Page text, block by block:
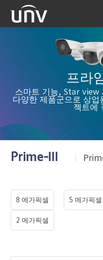
프라
스마트 기능, Star view
다양한 제품군으로 상업
젝트에
Prime-III
8 메가픽셀 5 메가픽셀
2 메가픽셀